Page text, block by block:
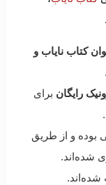
کتاب نایاب و
رایگان برای
بوده و از طریق
شده‌اند.
شده‌اند.